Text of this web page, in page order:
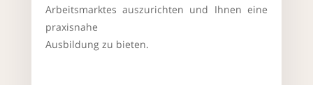
Arbeitsmarktes auszurichten und Ihnen eine
praxisnahe
Ausbildung zu bieten.